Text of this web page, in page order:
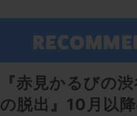
『赤見かるびの
の脱出』10月以